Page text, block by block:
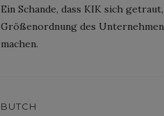
Ein Schande, dass KIK sich
Größenordnung des
machen.
BUTCH